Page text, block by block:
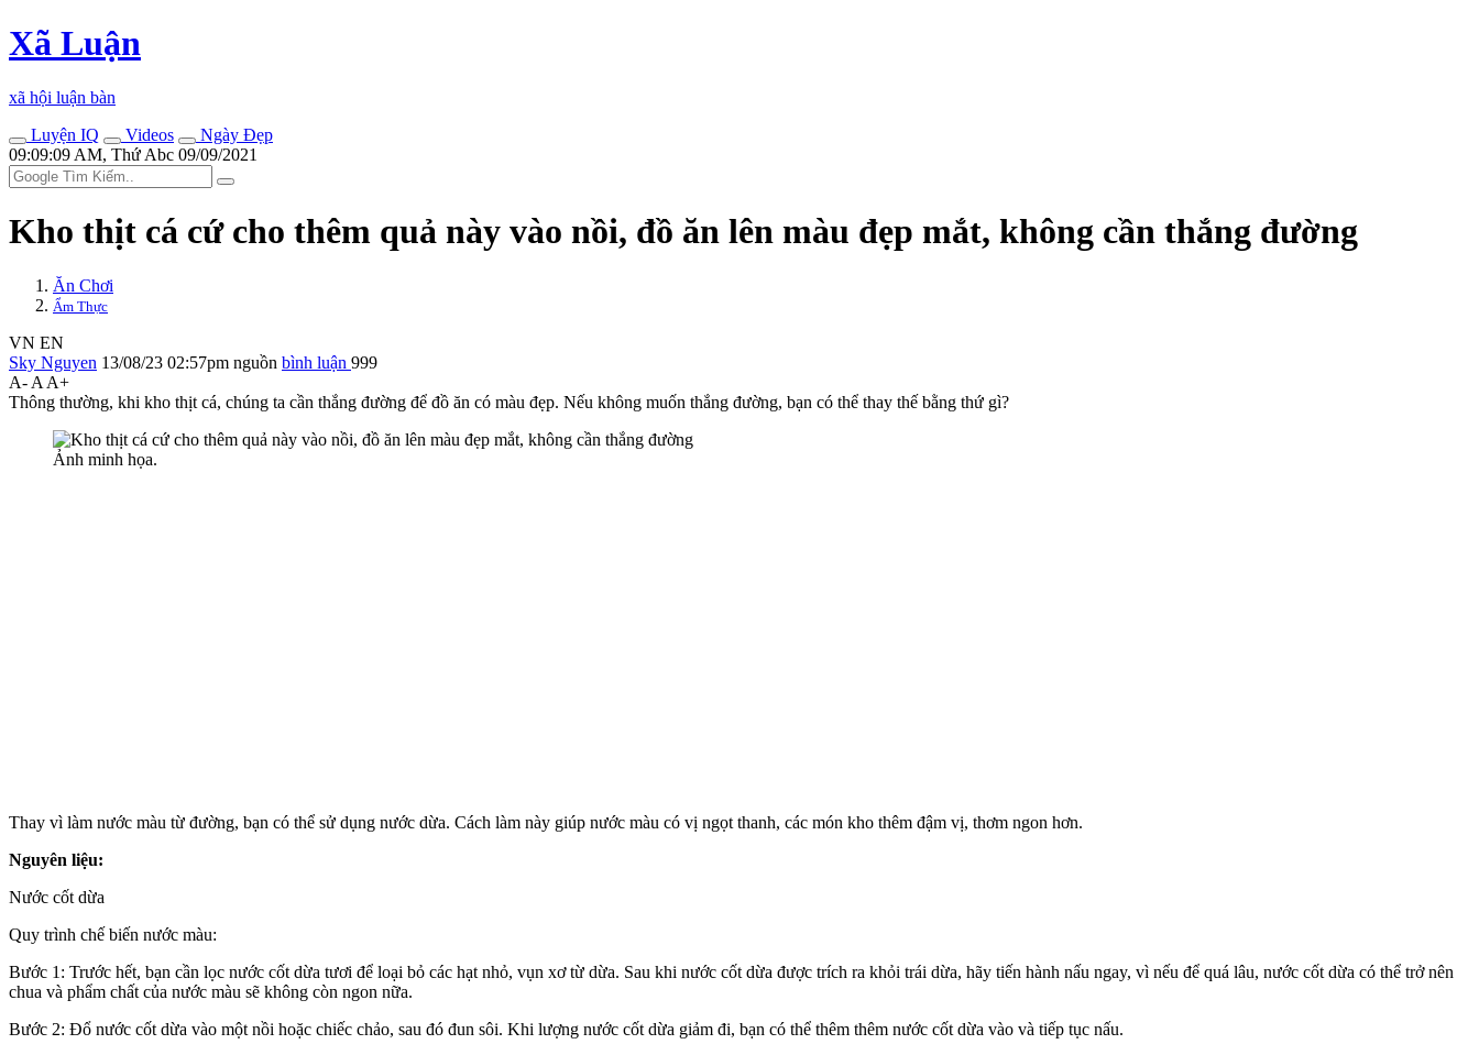
Xã Luận
xã hội luận bàn
Luyện IQ
Videos
Ngày Đẹp
09:09:09 AM, Thứ Abc 09/09/2021
Kho thịt cá cứ cho thêm quả này vào nồi, đồ ăn lên màu đẹp mắt, không cần thắng đường
Ăn Chơi
Ẩm Thực
VN EN
Sky Nguyen 13/08/23 02:57pm nguồn bình luận 999
A- A A+
Thông thường, khi kho thịt cá, chúng ta cần thắng đường để đồ ăn có màu đẹp. Nếu không muốn thắng đường, bạn có thể thay thế bằng thứ gì?
Ảnh minh họa.
Thay vì làm nước màu từ đường, bạn có thể sử dụng nước dừa. Cách làm này giúp nước màu có vị ngọt thanh, các món kho thêm đậm vị, thơm ngon hơn.
Nguyên liệu:
Nước cốt dừa
Quy trình chế biến nước màu:
Bước 1: Trước hết, bạn cần lọc nước cốt dừa tươi để loại bỏ các hạt nhỏ, vụn xơ từ dừa. Sau khi nước cốt dừa được trích ra khỏi trái dừa, hãy tiến hành nấu ngay, vì nếu để quá lâu, nước cốt dừa có thể trở nên
chua và phẩm chất của nước màu sẽ không còn ngon nữa.
Bước 2: Đổ nước cốt dừa vào một nồi hoặc chiếc chảo, sau đó đun sôi. Khi lượng nước cốt dừa giảm đi, bạn có thể thêm thêm nước cốt dừa vào và tiếp tục nấu.